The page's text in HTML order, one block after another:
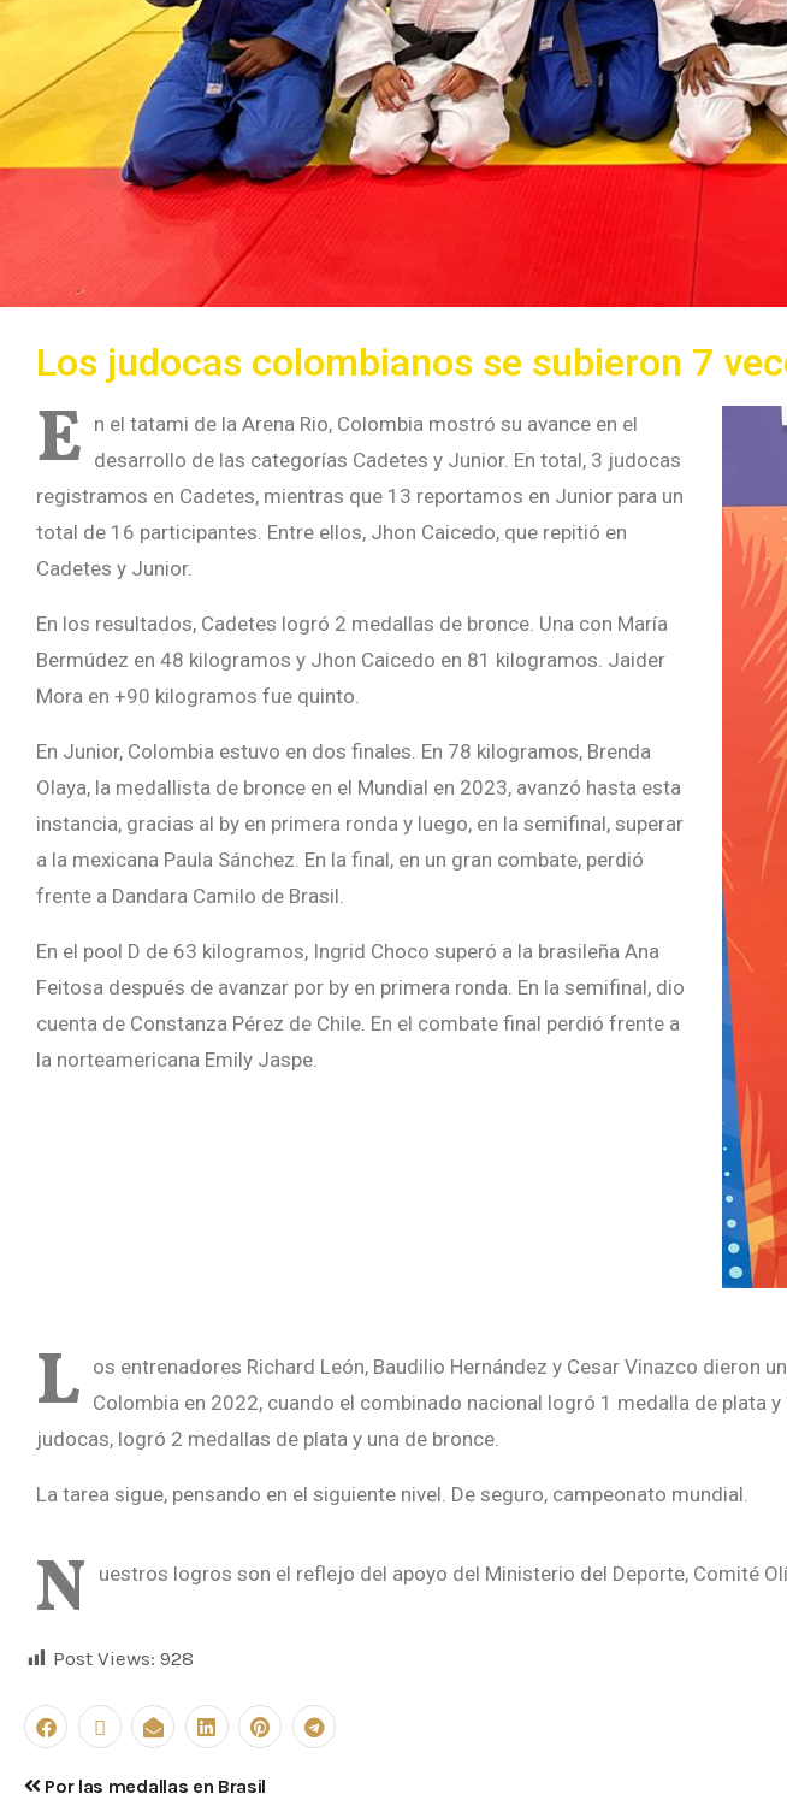
Los judocas colombianos se subieron 7
E n el tatami de la Arena Rio, Colombia mostró su avance en el
desarrollo de las categorías Cadetes y Junior. En total, 3 judocas
registramos en Cadetes, mientras que 13 reportamos en Junior para un
total de 16 participantes. Entre ellos, Jhon Caicedo, que repitió en
Cadetes y Junior.
En los resultados, Cadetes logró 2 medallas de bronce. Una con María
Bermúdez en 48 kilogramos y Jhon Caicedo en 81 kilogramos. Jaider
Mora en +90 kilogramos fue quinto.
En Junior, Colombia estuvo en dos finales. En 78 kilogramos, Brenda
Olaya, la medallista de bronce en el Mundial en 2023, avanzó hasta esta
instancia, gracias al by en primera ronda y luego, en la semifinal, superar
a la mexicana Paula Sánchez. En la final, en un gran combate, perdió
frente a Dandara Camilo de Brasil.
En el pool D de 63 kilogramos, Ingrid Choco superó a la brasileña Ana
Feitosa después de avanzar por by en primera ronda. En la semifinal, dio
cuenta de Constanza Pérez de Chile. En el combate final perdió frente a
la norteamericana Emily Jaspe.
L os entrenadores Richard León, Baudilio Hernández y Cesar Vinazco dieron
Colombia en 2022, cuando el combinado nacional logró 1 medalla de plata
judocas, logró 2 medallas de plata y una de bronce.
La tarea sigue, pensando en el siguiente nivel. De seguro, campeonato mundial.
N uestros logros son el reflejo del apoyo del Ministerio del Deporte, Comité
Post Views: 928
Por las medallas en Brasil